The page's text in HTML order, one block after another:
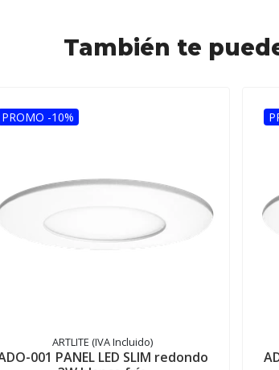
También te
PROMO -10%
ARTLITE (IVA Incluido)
001 PANEL LED SLIM redondo